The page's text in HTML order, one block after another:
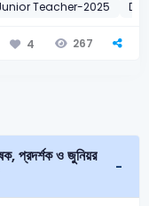
Teacher-2025
4 267